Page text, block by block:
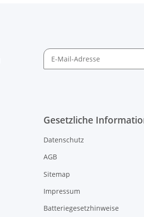
Gesetzliche
Datenschutz
AGB
Sitemap
Impressum
Batteriegesetzhinweise